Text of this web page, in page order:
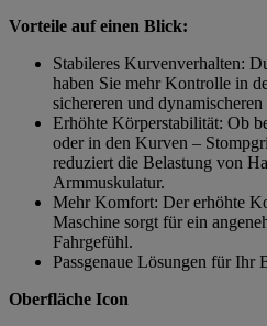
Vorteile auf einen Blick:
Stabileres Kurvenverhalten:
haben Sie mehr Kontrolle in
sichereren und
Erhöhte Körperstabilität: Ob
oder in den Kurven –
reduziert die Belastung von
Armmuskulatur.
Mehr Komfort: Der erhöhte
Maschine sorgt für ein
Fahrgefühl.
Passgenaue Lösungen für Ihr
Oberfläche Icon